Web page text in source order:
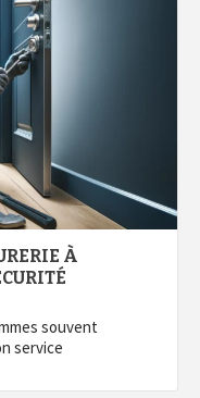
À
souvent
service